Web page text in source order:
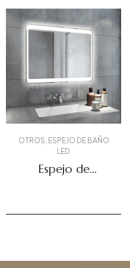
OTROS, ESPEJO DE BAÑO
LED
Espejo de